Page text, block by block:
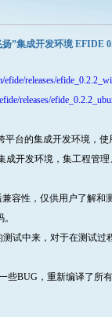
”集成开发环境 EFIDE
efide/releases/
releases/
的集成开发环境，使
发环境，集工程管理
性，仅供用户了解和
中来，对于在测试过
，重新编译了所有